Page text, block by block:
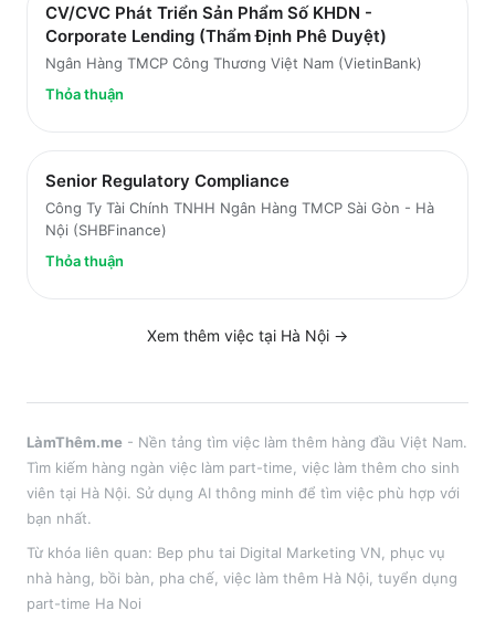
CV/CVC Phát Triển Sản Phẩm Số KHDN -
Corporate Lending (Thẩm Định Phê Duyệt)
Ngân Hàng TMCP Công Thương Việt Nam (VietinBank)
Thỏa thuận
Senior Regulatory Compliance
Công Ty Tài Chính TNHH Ngân Hàng TMCP Sài Gòn - Hà
Nội (SHBFinance)
Thỏa thuận
Xem thêm việc tại Hà Nội →
LàmThêm.me - Nền tảng tìm việc làm thêm hàng đầu Việt Nam.
Tìm kiếm hàng ngàn việc làm part-time, việc làm thêm cho sinh
viên tại Hà Nội. Sử dụng AI thông minh để tìm việc phù hợp với
bạn nhất.
Từ khóa liên quan: Bep phu tai Digital Marketing VN
phục vụ
nhà hàng, bồi bàn, pha chế , việc làm thêm Hà Nội , tuyển dụng
part-time Ha Noi